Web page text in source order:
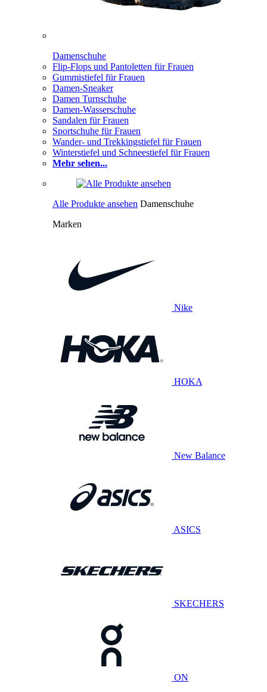
Damenschuhe
Flip-Flops und Pantoletten für Frauen
Gummistiefel für Frauen
Damen-Sneaker
Damen Turnschuhe
Damen-Wasserschuhe
Sandalen für Frauen
Sportschuhe für Frauen
Wander- und Trekkingstiefel für Frauen
Winterstiefel und Schneestiefel für Frauen
Mehr sehen...
Alle Produkte ansehen Damenschuhe
Marken
Nike
HOKA
New Balance
ASICS
SKECHERS
ON